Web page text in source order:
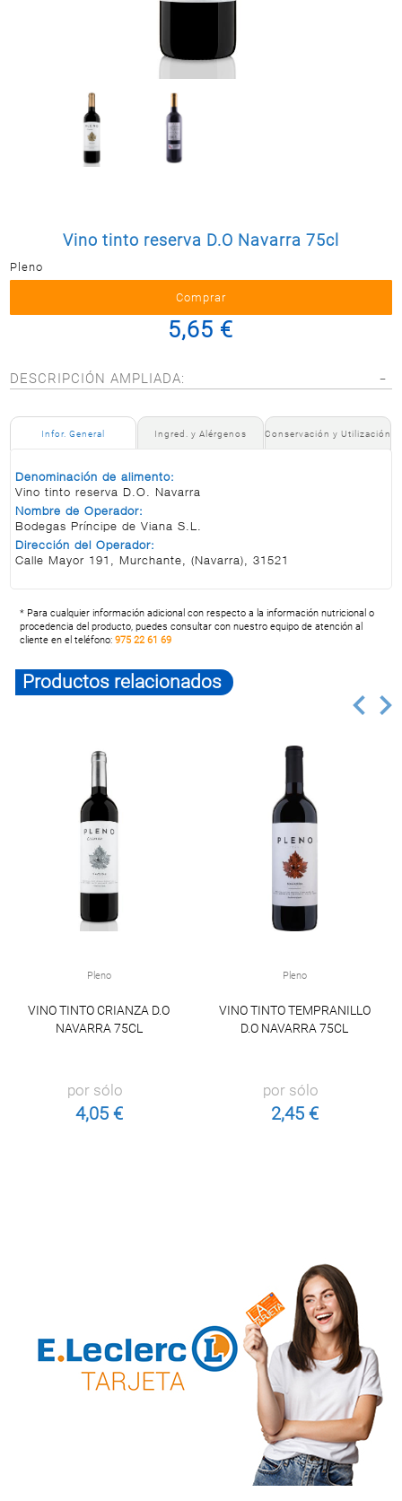
Vino tinto reserva D.O Navarra 75cl
Pleno
5,65 €
DESCRIPCIÓN AMPLIADA:
Infor. General Ingred. y Alérgenos Conservación y Utilización
Denominación de alimento:
Vino tinto reserva D.O. Navarra
Nombre de Operador:
Bodegas Príncipe de Viana S.L.
Dirección del Operador:
Calle Mayor 191, Murchante, (Navarra), 31521
* Para cualquier información adicional con respecto a la información nutricional o
procedencia del producto, puedes consultar con nuestro equipo de atención al
cliente en el teléfono:975 22 61 69
Productos relacionados
Pleno
VINO TINTO CRIANZA D.O
NAVARRA 75CL
por sólo
4,05 €
Pleno
VINO TINTO TEMPRANILLO
D.O NAVARRA 75CL
por sólo
2,45 €